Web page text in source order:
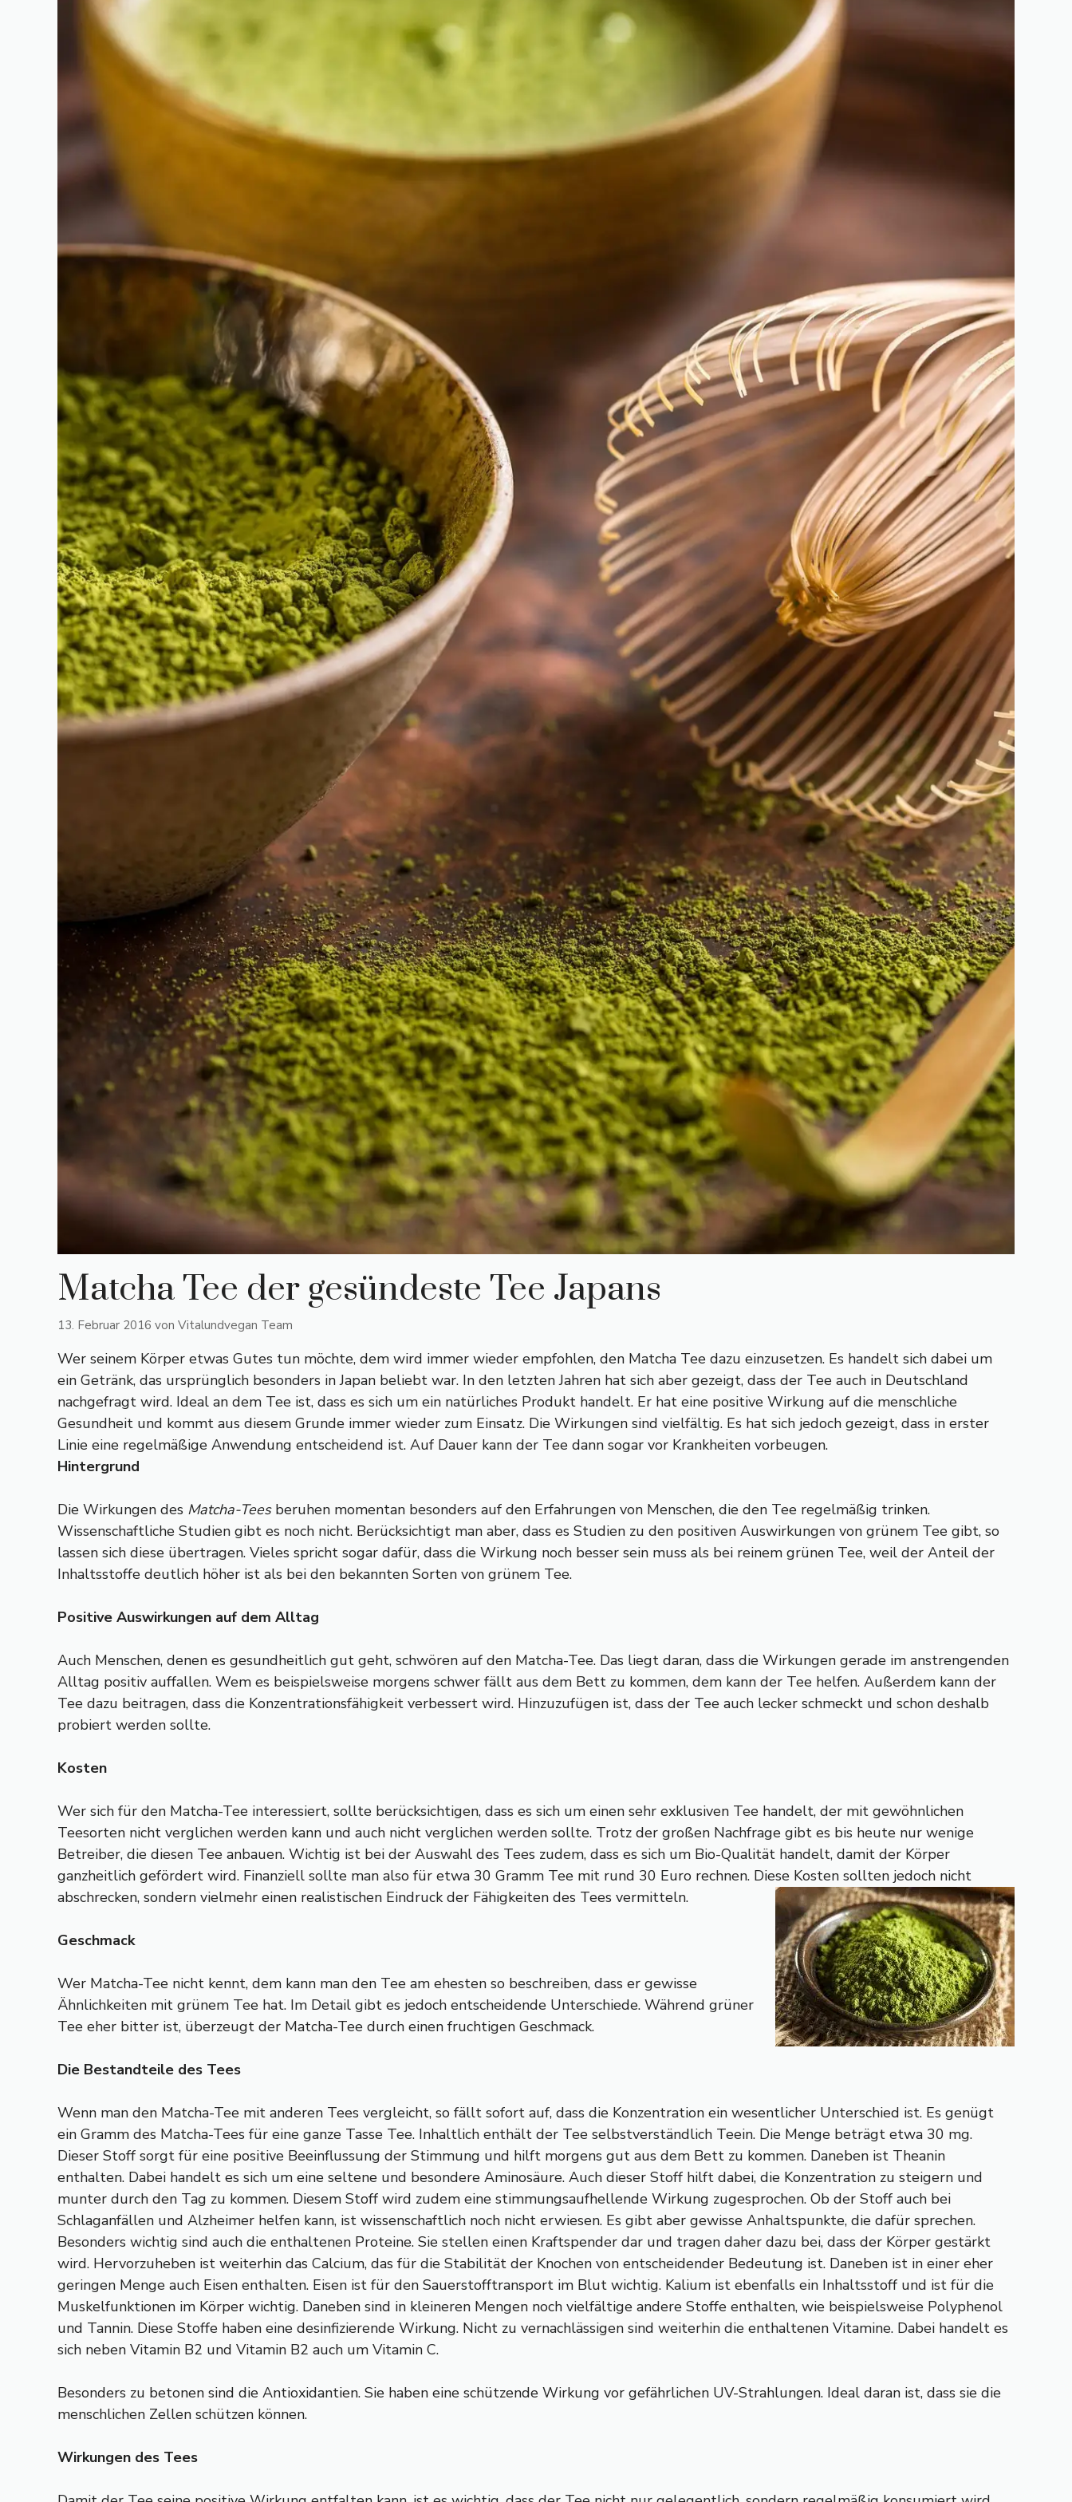
Matcha Tee der gesündeste Tee Japans
13. Februar 2016 von Vitalundvegan Team
Wer seinem Körper etwas Gutes tun möchte, dem wird immer wieder empfohlen, den Matcha Tee dazu einzusetzen. Es handelt sich dabei um
ein Getränk, das ursprünglich besonders in Japan beliebt war. In den letzten Jahren hat sich aber gezeigt, dass der Tee auch in Deutschland
nachgefragt wird. Ideal an dem Tee ist, dass es sich um ein natürliches Produkt handelt. Er hat eine positive Wirkung auf die menschliche
Gesundheit und kommt aus diesem Grunde immer wieder zum Einsatz. Die Wirkungen sind vielfältig. Es hat sich jedoch gezeigt, dass in erster
Linie eine regelmäßige Anwendung entscheidend ist. Auf Dauer kann der Tee dann sogar vor Krankheiten vorbeugen.
Hintergrund
Die Wirkungen des Matcha-Teesberuhen momentan besonders auf den Erfahrungen von Menschen, die den Tee regelmäßig trinken.
Wissenschaftliche Studien gibt es noch nicht. Berücksichtigt man aber, dass es Studien zu den positiven Auswirkungen von grünem Tee gibt, so
lassen sich diese übertragen. Vieles spricht sogar dafür, dass die Wirkung noch besser sein muss als bei reinem grünen Tee, weil der Anteil der
Inhaltsstoffe deutlich höher ist als bei den bekannten Sorten von grünem Tee.
Positive Auswirkungen auf dem Alltag
Auch Menschen, denen es gesundheitlich gut geht, schwören auf den Matcha-Tee. Das liegt daran, dass die Wirkungen gerade im anstrengenden
Alltag positiv auffallen. Wem es beispielsweise morgens schwer fällt aus dem Bett zu kommen, dem kann der Tee helfen. Außerdem kann der
Tee dazu beitragen, dass die Konzentrationsfähigkeit verbessert wird. Hinzuzufügen ist, dass der Tee auch lecker schmeckt und schon deshalb
probiert werden sollte.
Kosten
Wer sich für den Matcha-Tee interessiert, sollte berücksichtigen, dass es sich um einen sehr exklusiven Tee handelt, der mit gewöhnlichen
Teesorten nicht verglichen werden kann und auch nicht verglichen werden sollte. Trotz der großen Nachfrage gibt es bis heute nur wenige
Betreiber, die diesen Tee anbauen. Wichtig ist bei der Auswahl des Tees zudem, dass es sich um Bio-Qualität handelt, damit der Körper
ganzheitlich gefördert wird. Finanziell sollte man also für etwa 30 Gramm Tee mit rund 30 Euro rechnen. Diese Kosten sollten jedoch nicht
abschrecken, sondern vielmehr einen realistischen Eindruck der Fähigkeiten des Tees vermitteln.
Geschmack
Wer Matcha-Tee nicht kennt, dem kann man den Tee am ehesten so beschreiben, dass er gewisse
Ähnlichkeiten mit grünem Tee hat. Im Detail gibt es jedoch entscheidende Unterschiede. Während grüner
Tee eher bitter ist, überzeugt der Matcha-Tee durch einen fruchtigen Geschmack.
Die Bestandteile des Tees
Wenn man den Matcha-Tee mit anderen Tees vergleicht, so fällt sofort auf, dass die Konzentration ein wesentlicher Unterschied ist. Es genügt
ein Gramm des Matcha-Tees für eine ganze Tasse Tee. Inhaltlich enthält der Tee selbstverständlich Teein. Die Menge beträgt etwa 30 mg.
Dieser Stoff sorgt für eine positive Beeinflussung der Stimmung und hilft morgens gut aus dem Bett zu kommen. Daneben ist Theanin
enthalten. Dabei handelt es sich um eine seltene und besondere Aminosäure. Auch dieser Stoff hilft dabei, die Konzentration zu steigern und
munter durch den Tag zu kommen. Diesem Stoff wird zudem eine stimmungsaufhellende Wirkung zugesprochen. Ob der Stoff auch bei
Schlaganfällen und Alzheimer helfen kann, ist wissenschaftlich noch nicht erwiesen. Es gibt aber gewisse Anhaltspunkte, die dafür sprechen.
Besonders wichtig sind auch die enthaltenen Proteine. Sie stellen einen Kraftspender dar und tragen daher dazu bei, dass der Körper gestärkt
wird. Hervorzuheben ist weiterhin das Calcium, das für die Stabilität der Knochen von entscheidender Bedeutung ist. Daneben ist in einer eher
geringen Menge auch Eisen enthalten. Eisen ist für den Sauerstofftransport im Blut wichtig. Kalium ist ebenfalls ein Inhaltsstoff und ist für die
Muskelfunktionen im Körper wichtig. Daneben sind in kleineren Mengen noch vielfältige andere Stoffe enthalten, wie beispielsweise Polyphenol
und Tannin. Diese Stoffe haben eine desinfizierende Wirkung. Nicht zu vernachlässigen sind weiterhin die enthaltenen Vitamine. Dabei handelt es
sich neben Vitamin B2 und Vitamin B2 auch um Vitamin C.
Besonders zu betonen sind die Antioxidantien. Sie haben eine schützende Wirkung vor gefährlichen UV-Strahlungen. Ideal daran ist, dass sie die
menschlichen Zellen schützen können.
Wirkungen des Tees